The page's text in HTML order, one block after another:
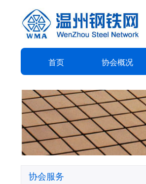
首页 协会概况
协会服务